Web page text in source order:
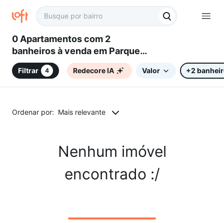
0 Apartamentos com 2
banheiros à venda em Parque
Jambeiro, Campinas, SP
Filtrar 4 Redecore IA Valor +2
Ordenar por: Mais relevante
Nenhum imóvel
encontrado :/